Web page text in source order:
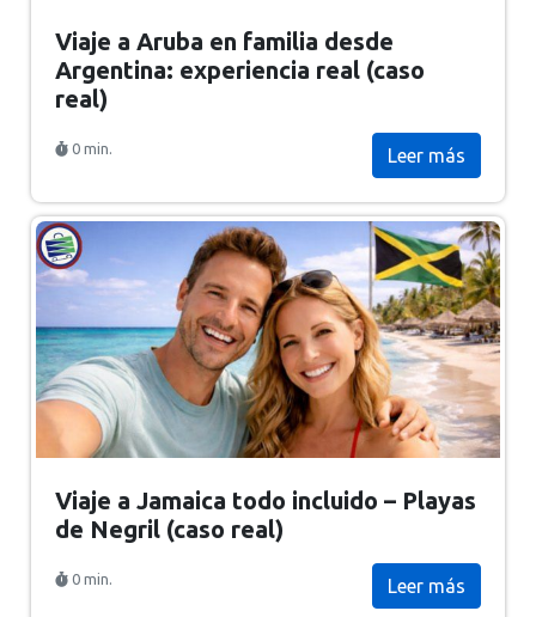
Viaje a Aruba en familia desde
Argentina: experiencia real (caso
real)
0 min. Leer más
Viaje a Jamaica todo incluido – Playas
de Negril (caso real)
0 min. Leer más